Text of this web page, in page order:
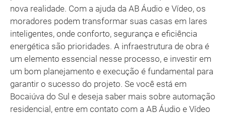
nova realidade. Com a ajuda da AB Áudio e Vídeo, os
moradores podem transformar suas casas em lares
inteligentes, onde conforto, segurança e eficiência
energética são prioridades. A infraestrutura de obra é
um elemento essencial nesse processo, e investir em
um bom planejamento e execução é fundamental para
garantir o sucesso do projeto. Se você está em
Bocaiúva do Sul e deseja saber mais sobre automação
residencial, entre em contato com a AB Áudio e Vídeo